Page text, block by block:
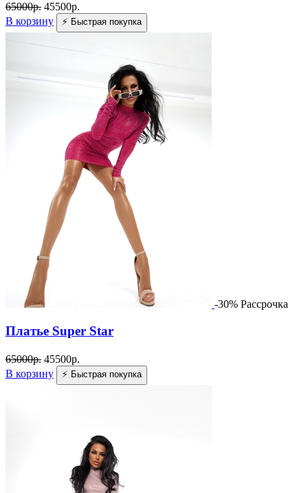
65000р. 45500р.
В корзину
⚡ Быстрая покупка
-30% Рассрочка
Платье Super Star
65000р. 45500р.
В корзину
⚡ Быстрая покупка